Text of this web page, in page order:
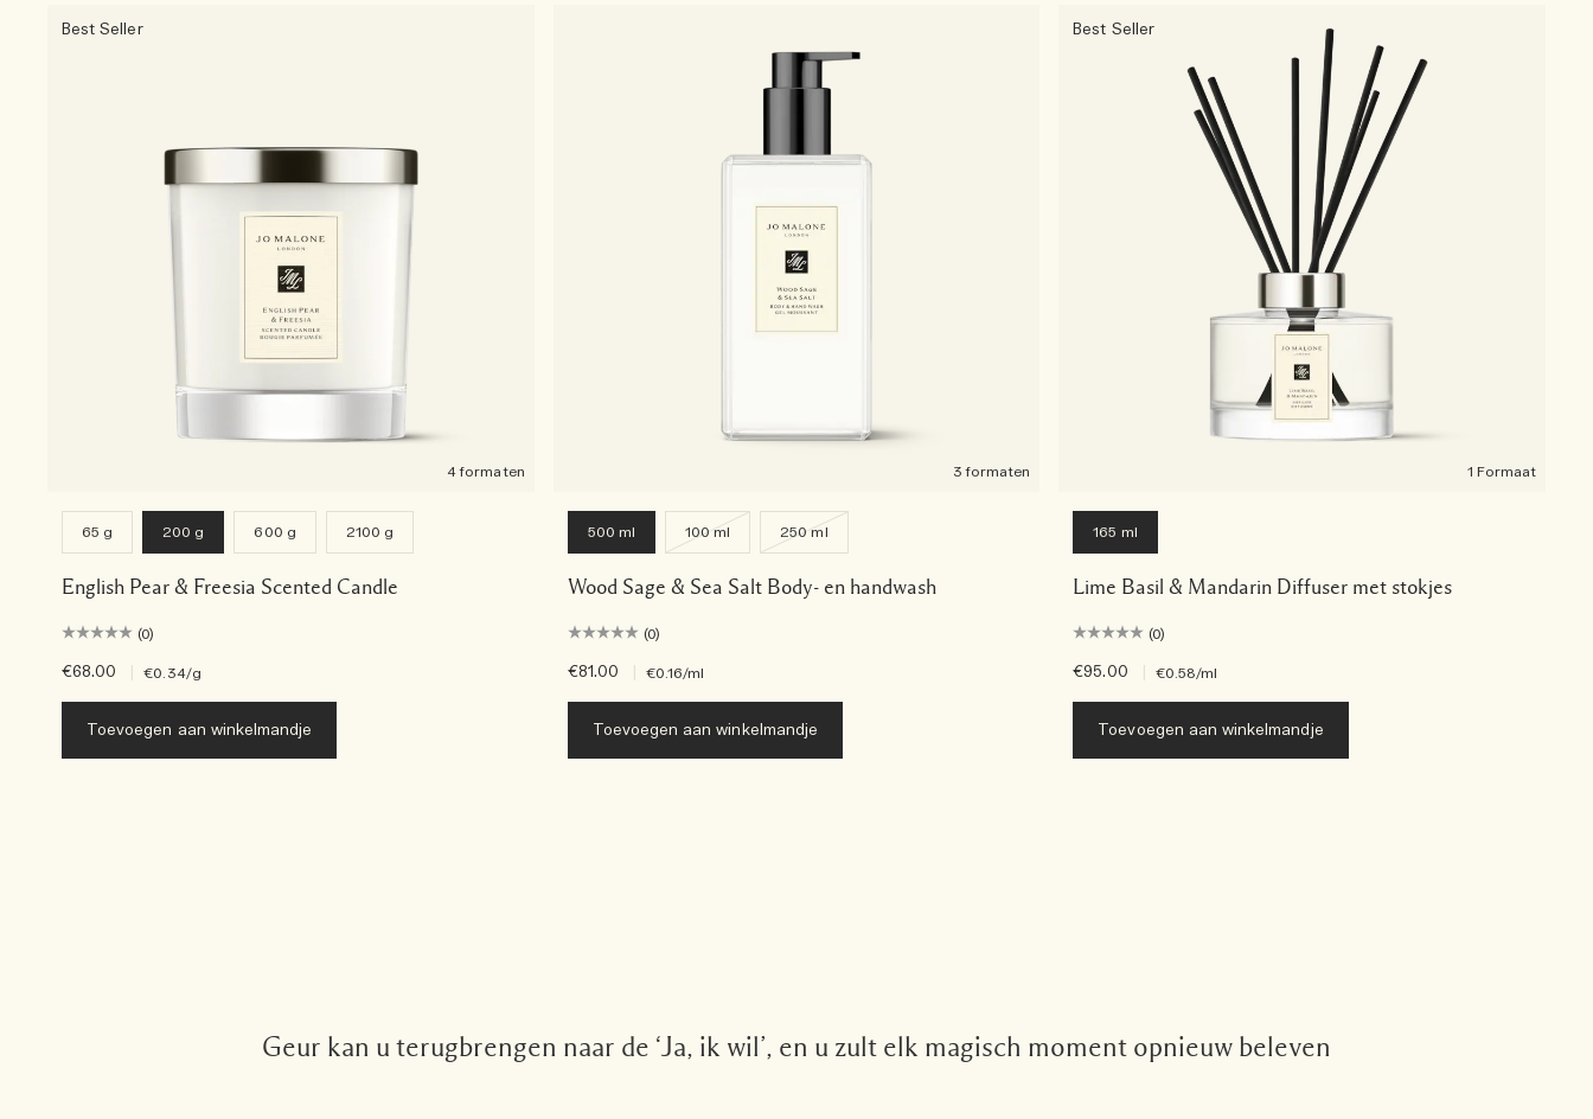
Best Seller
4 formaten
65 g 200 g 600 g 2100 g
English Pear & Freesia Scented Candle
(0)
€68.00 €0.34/g
Toevoegen aan winkelmandje
3 formaten
500 ml 100 ml 250 ml
Wood Sage & Sea Salt Body- en handwash
(0)
€81.00 €0.16/ml
Toevoegen aan winkelmandje
Best Seller
1 Formaat
165 ml
Lime Basil & Mandarin Diffuser met stokjes
(0)
€95.00 €0.58/ml
Toevoegen aan winkelmandje
Geur kan u terugbrengen naar de ‘Ja, ik wil’, en u zult elk magisch moment opnieuw beleven